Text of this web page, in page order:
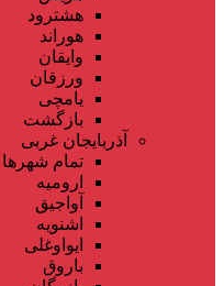
هشترود
هوراند
وایقان
ورزقان
یامچی
بازگشت
آذربایجان غربی
تمام شهر‌ها
ارومیه
آواجیق
اشنویه
ایواوغلی
باروق